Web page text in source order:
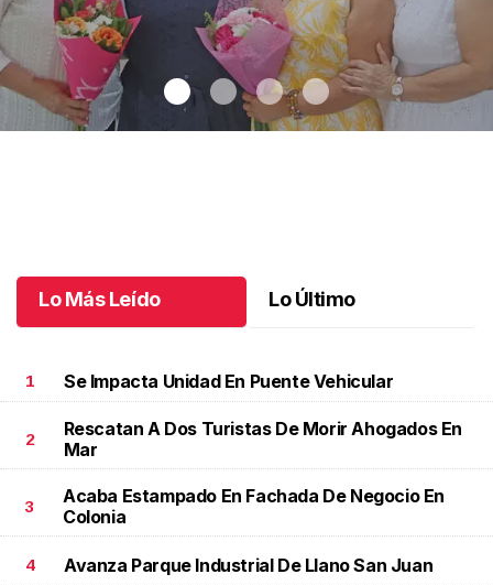
Lo Más Leído Lo Último
1 Se Impacta Unidad En Puente Vehicular
2
Rescatan A Dos Turistas De Morir Ahogados En
Mar
3
Acaba Estampado En Fachada De Negocio En
Colonia
4 Avanza Parque Industrial De Llano San Juan